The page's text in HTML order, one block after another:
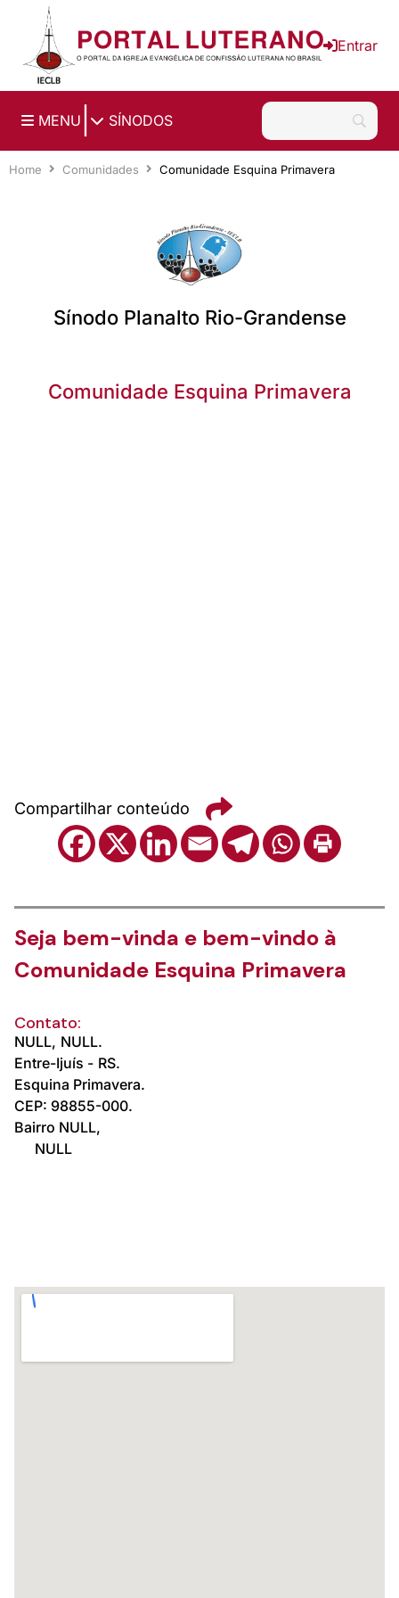
Ir para o conteúdo principal
Entrar
MENU SÍNODOS
Home Comunidades Comunidade Esquina Primavera
Sínodo Planalto Rio-Grandense
Comunidade Esquina Primavera
Compartilhar conteúdo
Seja bem-vinda e bem-vindo à
Comunidade Esquina Primavera
Contato:
NULL, NULL.
Entre-Ijuís - RS.
Esquina Primavera.
CEP: 98855-000.
Bairro NULL,
NULL